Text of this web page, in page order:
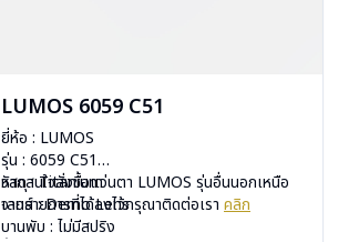
LUMOS 6059 C51
ยี่ห้อ : LUMOS
รุ่น : 6059 C51
วัสดุ : Titanium
เลนส์ : Demo Lens
บานพับ : ไม่มีสปริง
หากสนใจสั่งชื้อแว่นตา LUMOS รุ่นอื่นนอกเหนือ
จากรายการที่ได้ลงไว้กรุณาติดต่อเรา คลิก